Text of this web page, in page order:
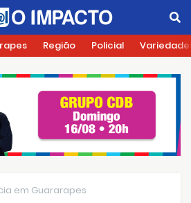
Região Policial
em Guararapes